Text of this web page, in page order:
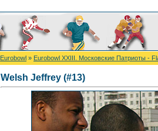
Eurobowl » Eurobowl XXIII. Московские Патриоты -
Welsh Jeffrey (#13)